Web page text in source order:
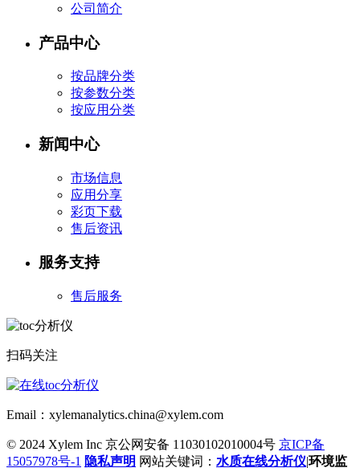
公司简介
产品中心
按品牌分类
按参数分类
按应用分类
新闻中心
市场信息
应用分享
彩页下载
售后资讯
服务支持
售后服务
扫码关注
Email：xylemanalytics.china@xylem.com
© 2024 Xylem Inc 京公网安备 11030102010004号 京ICP备
15057978号-1 隐私声明 网站关键词： 水质在线分析仪|环境监